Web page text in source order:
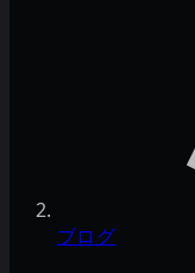
ブログ